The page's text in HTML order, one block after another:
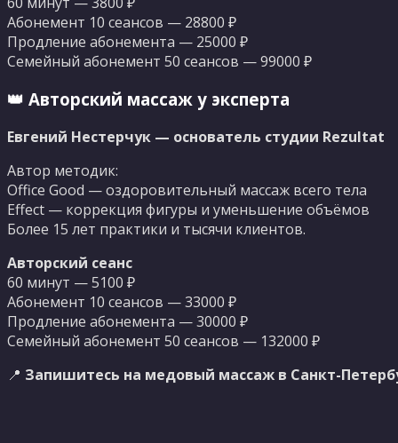
Абонемент 10 сеансов — 28800 ₽
Продление абонемента — 25000 ₽
Семейный абонемент 50 сеансов — 99000 ₽
👑 Авторский массаж у эксперта
Евгений Нестерчук — основатель студии Rezultat
Автор методик:
Office Good — оздоровительный массаж всего тела
Effect — коррекция фигуры и уменьшение объёмов
Более 15 лет практики и тысячи клиентов.
Авторский сеанс
60 минут — 5100 ₽
Абонемент 10 сеансов — 33000 ₽
Продление абонемента — 30000 ₽
Семейный абонемент 50 сеансов — 132000 ₽
📍 Запишитесь на медовый массаж в Санкт-